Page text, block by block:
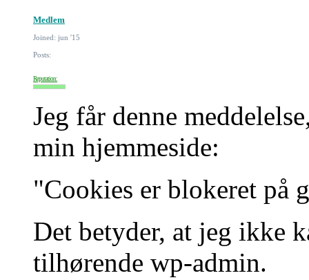
Medlem
Joined: jun '15
Posts:
Reputation:
Jeg får denne
min hjemmeside:
"Cookies er blokeret på
Det betyder, at jeg ikke
tilhørende wp-admin.